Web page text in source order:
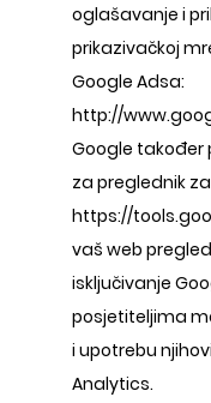
oglašavanje i
prikazivačkoj
Google Adsa:
http://
Google također
za preglednik
https://
vaš web
isključivanje
posjetiteljima
i upotrebu
Analytics.